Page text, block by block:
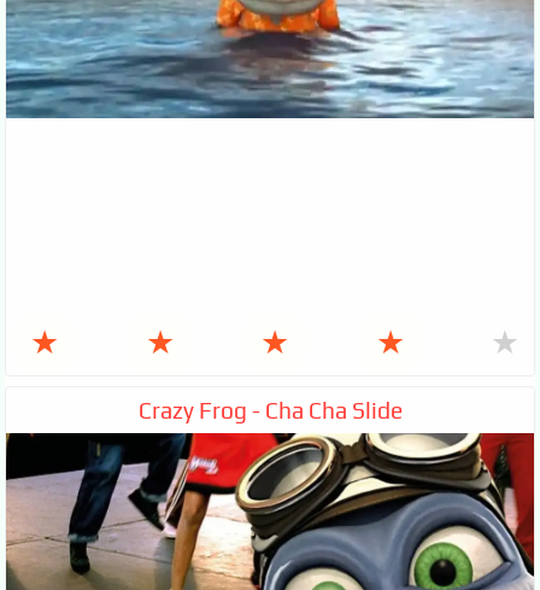
★ ★ ★ ★ ★
Crazy Frog - Cha Cha Slide